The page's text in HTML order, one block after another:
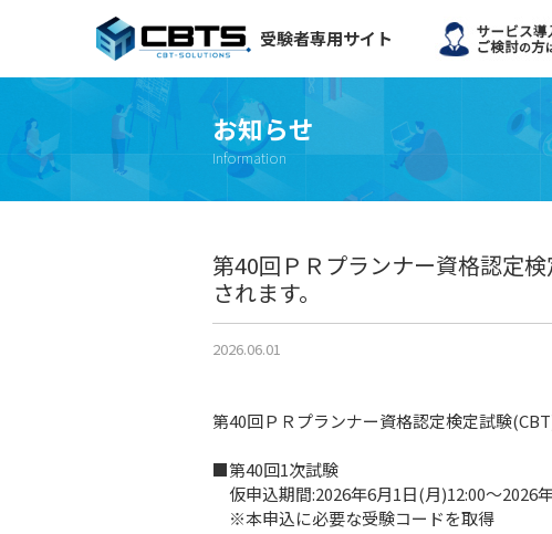
受験者専用サイト
お知らせ
Information
第40回ＰＲプランナー資格認定
されます。
2026.06.01
第40回ＰＲプランナー資格認定検定試験
■第40回1次試験
仮申込期間:2026年6月1日(月)12:00～2026
※本申込に必要な受験コードを取得